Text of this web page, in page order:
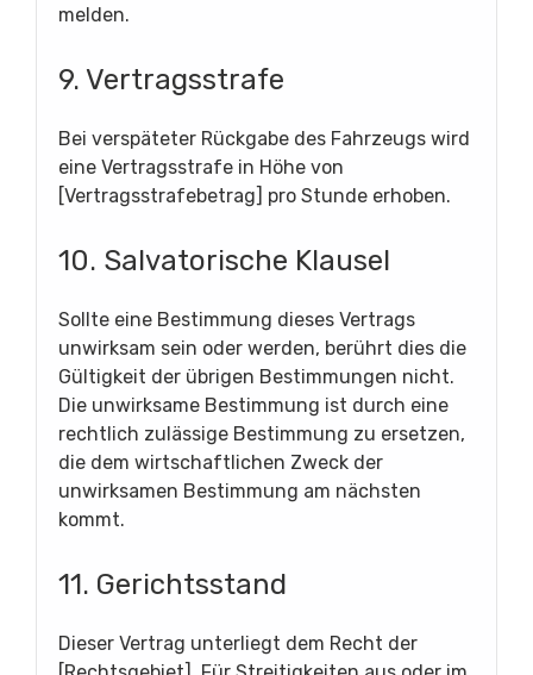
melden.
9. Vertragsstrafe
Bei verspäteter Rückgabe des Fahrzeugs wird
eine Vertragsstrafe in Höhe von
[Vertragsstrafebetrag] pro Stunde erhoben.
10. Salvatorische Klausel
Sollte eine Bestimmung dieses Vertrags
unwirksam sein oder werden, berührt dies die
Gültigkeit der übrigen Bestimmungen nicht.
Die unwirksame Bestimmung ist durch eine
rechtlich zulässige Bestimmung zu ersetzen,
die dem wirtschaftlichen Zweck der
unwirksamen Bestimmung am nächsten
kommt.
11. Gerichtsstand
Dieser Vertrag unterliegt dem Recht der